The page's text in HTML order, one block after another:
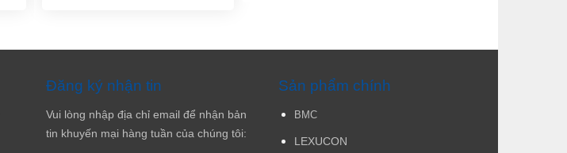
Đăng ký nhận tin
Vui lòng nhập địa chỉ email để nhận bản
tin khuyến mại hàng tuần của chúng tôi:
Sản phẩm chính
BMC
LEXUCON